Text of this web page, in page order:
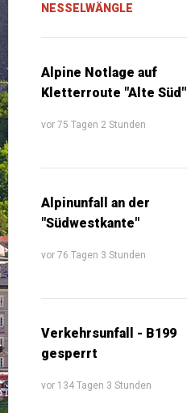
NESSELWÄNGLE
Alpine Notlage auf
Kletterroute "Alte Süd"
vor 75 Tagen 2 Stunden
Alpinunfall an der
"Südwestkante"
vor 76 Tagen 3 Stunden
Verkehrsunfall - B199
gesperrt
vor 134 Tagen 3 Stunden